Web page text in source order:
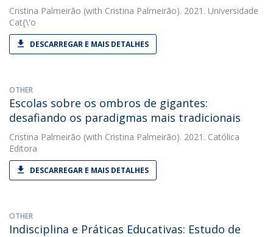
Cristina Palmeirão (with Cristina Palmeirão). 2021. Universidade
Cat{\'o
DESCARREGAR E MAIS DETALHES
OTHER
Escolas sobre os ombros de gigantes:
desafiando os paradigmas mais tradicionais
Cristina Palmeirão (with Cristina Palmeirão). 2021. Católica
Editora
DESCARREGAR E MAIS DETALHES
OTHER
Indisciplina e Práticas Educativas: Estudo de